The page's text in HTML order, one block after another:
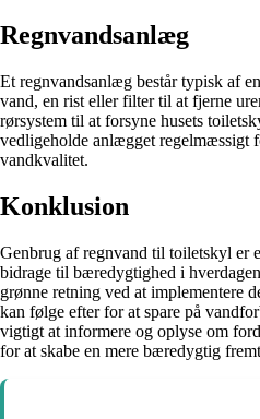
Regnvandsanlæg
Et regnvandsanlæg består typisk af
vand, en rist eller filter til at fjerne
rørsystem til at forsyne husets
vedligeholde anlægget regelmæssigt
vandkvalitet.
Konklusion
Genbrug af regnvand til toiletskyl er
bidrage til bæredygtighed i
grønne retning ved at implementere
kan følge efter for at spare på
vigtigt at informere og oplyse om
for at skabe en mere bæredygtig